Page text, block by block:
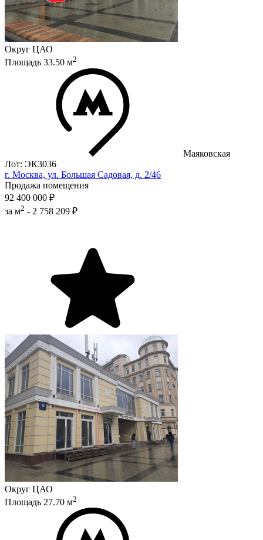
Округ ЦАО
Площадь 33.50 м2
Маяковская
Лот: ЭК3036
г. Москва, ул. Большая Садовая, д. 2/46
Продажа помещения
92 400 000 ₽
за м2 - 2 758 209 ₽
Округ ЦАО
Площадь 27.70 м2